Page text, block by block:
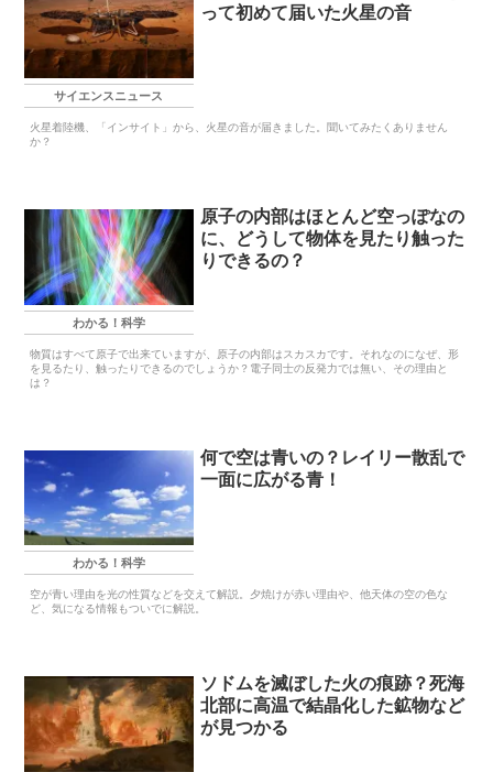
サイエンスニュース
って初めて届いた火星の音
火星着陸機、「インサイト」から、火星の音が届きました。聞いてみたくありません
か？
わかる！科学
原子の内部はほとんど空っぽなの
に、どうして物体を見たり触った
りできるの？
物質はすべて原子で出来ていますが、原子の内部はスカスカです。それなのになぜ、形
を見るたり、触ったりできるのでしょうか？電子同士の反発力では無い、その理由と
は？
わかる！科学
何で空は青いの？レイリー散乱で
一面に広がる青！
空が青い理由を光の性質などを交えて解説。夕焼けが赤い理由や、他天体の空の色な
ど、気になる情報もついでに解説。
ソドムを滅ぼした火の痕跡？死海
北部に高温で結晶化した鉱物など
が見つかる